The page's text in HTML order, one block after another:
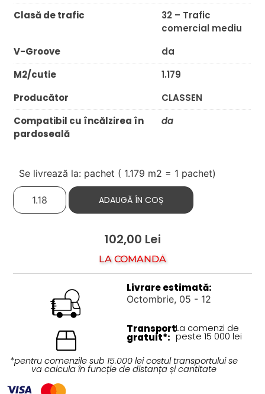
Clasă de trafic
32 – Trafic
comercial mediu
V-Groove
da
M2/cutie
1.179
Producător
CLASSEN
Compatibil cu încălzirea în
pardoseală
da
Se livrează la: pachet ( 1.179 m2 = 1 pachet)
ADAUGĂ ÎN COȘ
102,00 Lei
LA COMANDĂ
Livrare estimată:
Octombrie, 05 - 12
Transport
gratuit*:
La comenzi de
peste 15 000 lei
*pentru comenzile sub 15.000 lei costul transportului se
va calcula în funcție de distanța și cantitate